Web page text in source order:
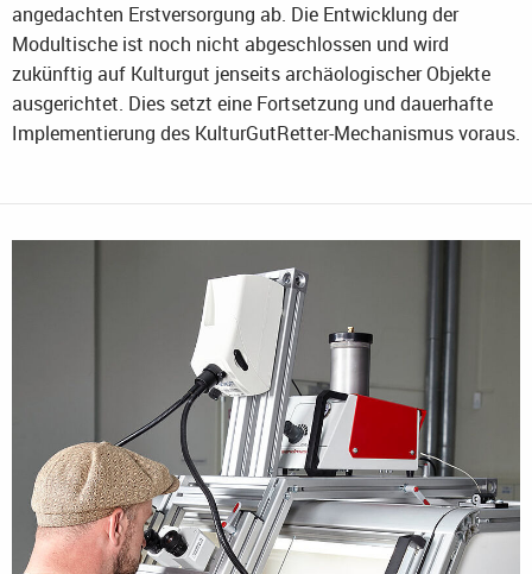
angedachten Erstversorgung ab. Die Entwicklung der
Modultische ist noch nicht abgeschlossen und wird
zukünftig auf Kulturgut jenseits archäologischer Objekte
ausgerichtet. Dies setzt eine Fortsetzung und dauerhafte
Implementierung des KulturGutRetter-Mechanismus voraus.